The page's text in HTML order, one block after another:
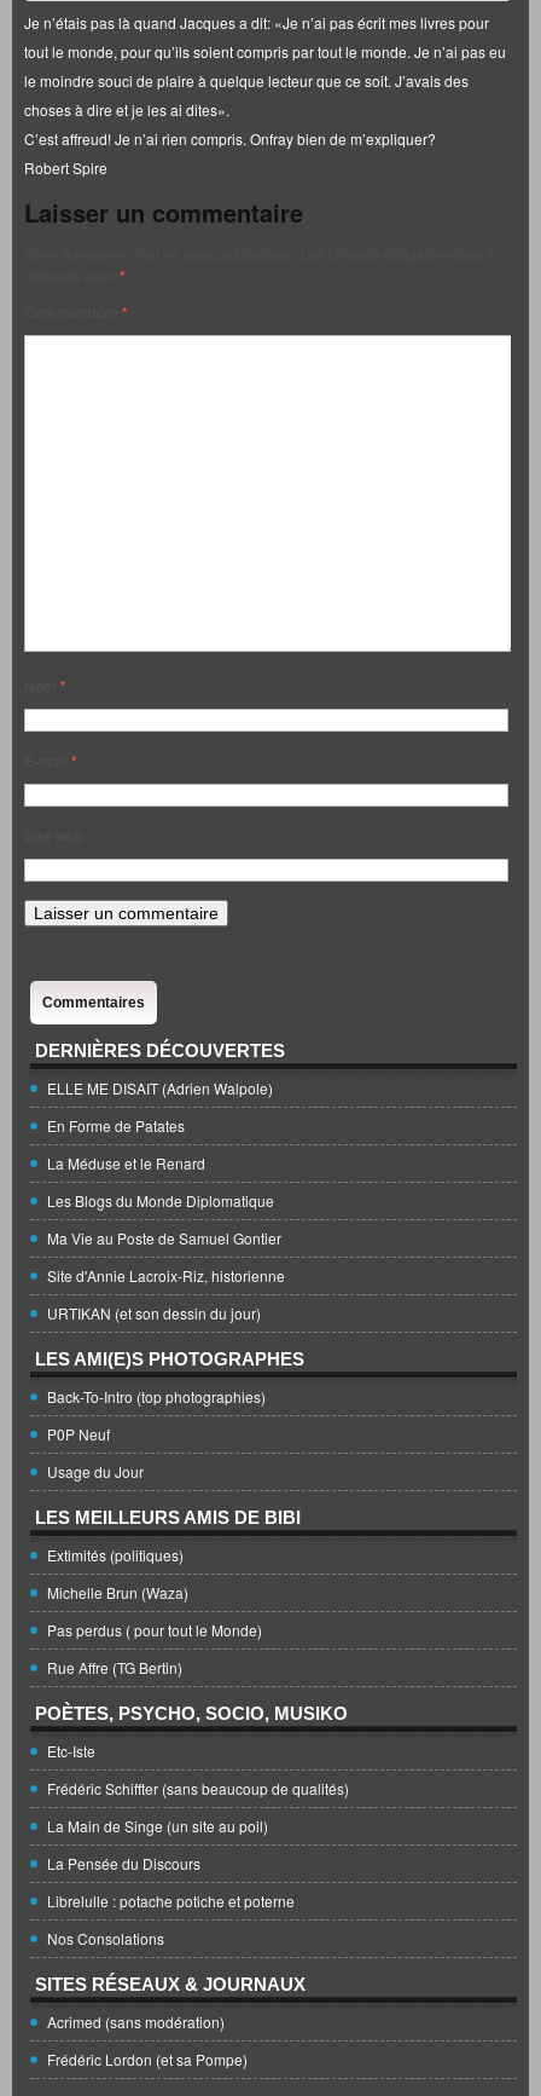
Je n’étais pas là quand Jacques a dit: «Je n’ai pas écrit mes livres pour
tout le monde, pour qu’ils soient compris par tout le monde. Je n’ai pas eu
le moindre souci de plaire à quelque lecteur que ce soit. J’avais des
choses à dire et je les ai dites».
C’est affreud! Je n’ai rien compris. Onfray bien de m’expliquer?
Robert Spire
Laisser un commentaire
*
*
*
*
Commentaires
DERNIÈRES DÉCOUVERTES
ELLE ME DISAIT (Adrien Walpole)
En Forme de Patates
La Méduse et le Renard
Les Blogs du Monde Diplomatique
Ma Vie au Poste de Samuel Gontier
Site d'Annie Lacroix-Riz, historienne
URTIKAN (et son dessin du jour)
LES AMI(E)S PHOTOGRAPHES
Back-To-Intro (top photographies)
P0P Neuf
Usage du Jour
LES MEILLEURS AMIS DE BIBI
Extimités (politiques)
Michelle Brun (Waza)
Pas perdus ( pour tout le Monde)
Rue Affre (TG Bertin)
POÈTES, PSYCHO, SOCIO, MUSIKO
Etc-Iste
Frédéric Schiffter (sans beaucoup de qualités)
La Main de Singe (un site au poil)
La Pensée du Discours
Librelulle : potache potiche et poterne
Nos Consolations
SITES RÉSEAUX & JOURNAUX
Acrimed (sans modération)
Frédéric Lordon (et sa Pompe)